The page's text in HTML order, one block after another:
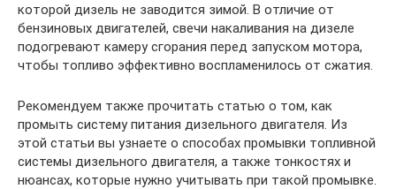
которой дизель не заводится зимой. В отличие от
бензиновых двигателей, свечи накаливания на дизеле
подогревают камеру сгорания перед запуском мотора,
чтобы топливо эффективно воспламенилось от сжатия.
Рекомендуем также прочитать статью о том, как
промыть систему питания дизельного двигателя. Из
этой статьи вы узнаете о способах промывки топливной
системы дизельного двигателя, а также тонкостях и
нюансах, которые нужно учитывать при такой промывке.